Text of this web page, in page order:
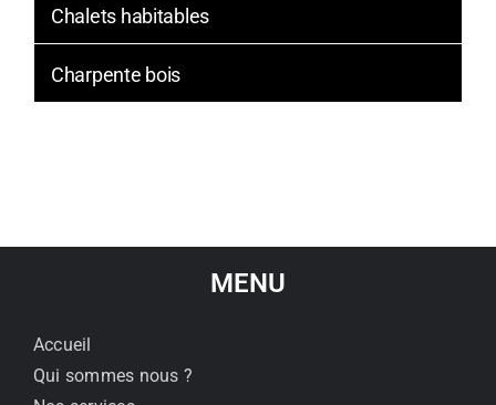
Chalets habitables
Charpente bois
MENU
Accueil
Qui sommes nous ?